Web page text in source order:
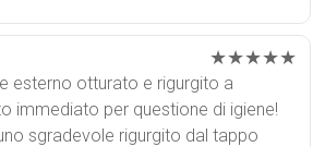
★★★★★
esterno otturato e rigurgito a
immediato per questione di igiene!
sgradevole rigurgito dal tappo